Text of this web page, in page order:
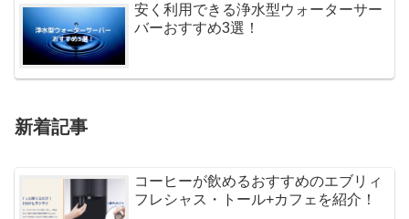
安く利用できる浄水型ウォーターサー
バーおすすめ3選！
新着記事
コーヒーが飲めるおすすめのエブリィ
フレシャス・トール+カフェを紹介！